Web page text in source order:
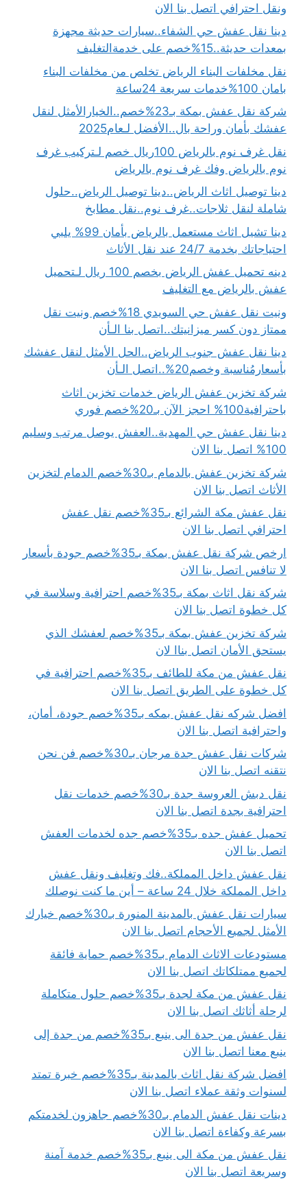
ونقل احترافي اتصل بنا الان
دينا نقل عفش حي الشفاء..سيارات حديثة مجهزة
بمعدات حديثة..15%خصم على خدمةالتغليف
نقل مخلفات البناء الرياض تخلص من مخلفات البناء
بامان 100%خدمات سريعة 24ساعة
شركة نقل عفش بمكة بـ23%خصم..الخيارالأمثل لنقل
عفشك بأمان وراحة بال..الأفضل لـعام2025
نقل غرف نوم بالرياض 100ريال خصم لـتركيب غرف
نوم بالرياض وفك غرف نوم بالرياض
دينا توصيل اثاث الرياض..دينا توصيل الرياض..حلول
شاملة لنقل ثلاجات..غرف نوم..نقل مطابخ
دينا تشيل اثاث مستعمل بالرياض بأمان 99% يلبي
احتياجاتك بخدمة 24/7 عند نقل الأثاث
دينه تحميل عفش الرياض بخصم 100 ريال لـتحميل
عفش بالرياض مع التغليف
ونيت نقل عفش حي السويدي 18%خصم ونيت نقل
ممتاز دون كسر ميزانيتك..اتصل بنا الـأن
دينا نقل عفش جنوب الرياض..الحل الأمثل لنقل عفشك
بأسعارمُناسبة وخصم20%..اتصل الـأن
شركة تخزين عفش الرياض خدمات تخزين اثاث
باحترافية100% احجز الآن بـ20%خصم فوري
دينا نقل عفش حي المهدية..العفش يوصل مرتب وسليم
100% اتصل بنا الان
شركة تخزين عفش بالدمام بـ30%خصم الدمام لتخزين
الأثاث اتصل بنا الان
نقل عفش مكة الشرائع بـ35%خصم نقل عفش
احترافي اتصل بنا الان
ارخص شركة نقل عفش بمكة بـ35%خصم جودة بأسعار
لا تنافس اتصل بنا الان
شركة نقل اثاث بمكة بـ35%خصم احترافية وسلاسة في
كل خطوة اتصل بنا الان
شركة تخزين عفش بمكة بـ35%خصم لعفشك الذي
يستحق الأمان اتصل بناا لان
نقل عفش من مكة للطائف بـ35%خصم احترافية في
كل خطوة على الطريق اتصل بنا الان
افضل شركه نقل عفش بمكه بـ35%خصم جودة، أمان،
واحترافية اتصل بنا الان
شركات نقل عفش جدة مرجان بـ30%خصم فن نحن
نتقنه اتصل بنا الان
نقل دبش العروسة جدة بـ30%خصم خدمات نقل
احترافية بجدة اتصل بنا الان
تحميل عفش جده بـ35%خصم جده لخدمات العفش
اتصل بنا الان
نقل عفش داخل المملكة..فك وتغليف ونقل عفش
داخل المملكة خلال 24 ساعة – أين ما كنت نوصلك
سيارات نقل عفش بالمدينة المنورة بـ30%خصم خيارك
الأمثل لجميع الأحجام اتصل بنا الان
مستودعات الاثاث الدمام بـ35%خصم حماية فائقة
لجميع ممتلكاتك اتصل بنا الان
نقل عفش من مكة لجدة بـ35%خصم حلول متكاملة
لرحلة أثاثك اتصل بنا الان
نقل عفش من جدة الى ينبع بـ35%خصم من جدة إلى
ينبع معنا اتصل بنا الان
افضل شركة نقل اثاث بالمدينة بـ35%خصم خبرة تمتد
لسنوات وثقة عملاء اتصل بنا الان
دينات نقل عفش الدمام بـ30%خصم جاهزون لخدمتكم
بسرعة وكفاءة اتصل بنا الان
نقل عفش من مكة الى ينبع بـ35%خصم خدمة آمنة
وسريعة اتصل بنا الان